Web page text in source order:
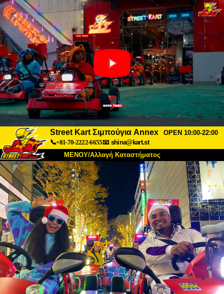
Street Kart Σιμπούγια Annex
OPEN 10:00-22:00
📞+81-70-2222-6655📧 shina@kart.st
ΜΕΝΟΥ/Αλλαγή Καταστήματος
Σχετικά Προδιαγραφές Τιμές
Πρόσβαση Αναφορές Συχνές Ερωτήσεις
Εταιρεία Κράτηση
Αλλαγή Καταστήματος
Τόκιο Σινάγαουα #1 Τόκιο Ακίχαμπαρα #1
Τόκιο Ακίχαμπαρα #2 Τόκιο Σιμπούγια